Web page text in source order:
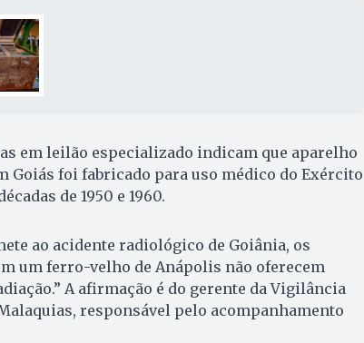
em leilão especializado indicam que aparelho
Goiás foi fabricado para uso médico do Exército
de 1950 e 1960.
ao acidente radiológico de Goiânia, os
um ferro-velho de Anápolis não oferecem
A afirmação é do gerente da Vigilância
responsável pelo acompanhamento